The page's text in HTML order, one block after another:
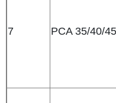
7 PCA 35/40/